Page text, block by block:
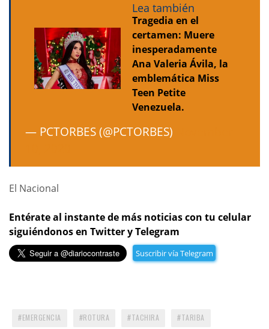
Lea también
Tragedia en el
certamen: Muere
inesperadamente
Ana Valeria Ávila, la
emblemática Miss
Teen Petite
Venezuela.
— PCTORBES (@PCTORBES)
El Nacional
Entérate al instante de más noticias con tu celular
siguiéndonos en Twitter y Telegram
Suscribir vía Telegram
EMERGENCIA ROTURA TACHIRA TARIBA